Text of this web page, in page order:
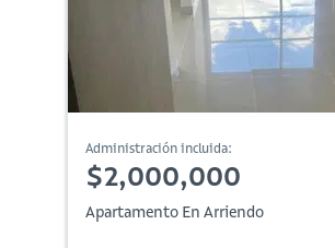
Administración incluida:
$2,000,000
Apartamento En Arriendo